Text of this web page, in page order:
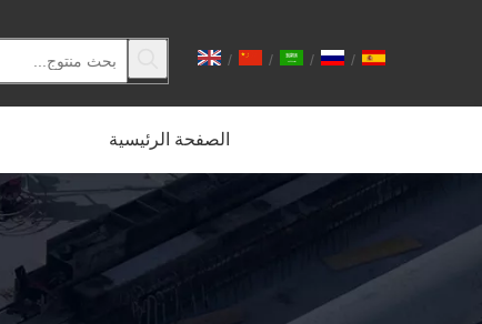
/
/
/
/
الصفحة الرئيسية